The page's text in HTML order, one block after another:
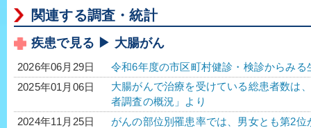
関連する調査・統計
疾患で見る ▶ 大腸がん
2026年06月29日
令和6年度の市区町村健診・検診からみ
2025年01月06日
大腸がんで治療を受けている総患者数は
者調査の概況」より
2024年11月25日
がんの部位別罹患率では、男女とも第2